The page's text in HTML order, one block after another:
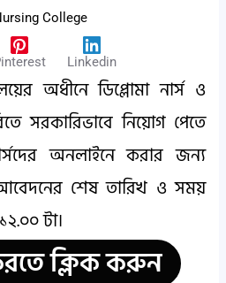
College
Linkedin
অধীনে ডিপ্লোমা নার্স ও
সরকারিভাবে নিয়োগ পেতে
অনলাইনে করার জন্য
শেষ তারিখ ও সময়
টা।
ক্লিক করুন